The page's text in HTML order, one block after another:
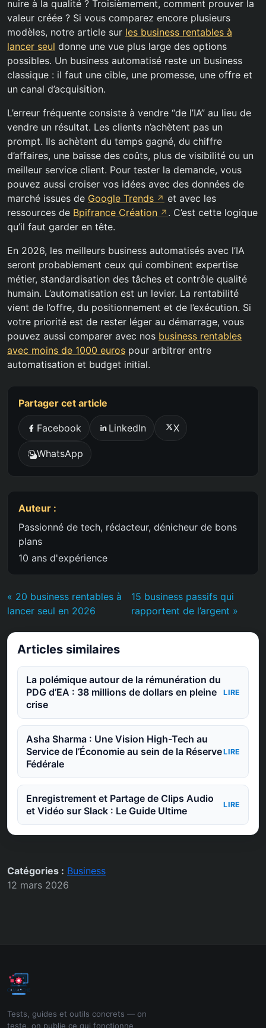
nuire à la qualité ? Troisièmement, comment prouver la
valeur créée ? Si vous comparez encore plusieurs
modèles, notre article sur les business rentables à
lancer seul donne une vue plus large des options
possibles. Un business automatisé reste un business
classique : il faut une cible, une promesse, une offre et
un canal d’acquisition.
L’erreur fréquente consiste à vendre “de l’IA” au lieu de
vendre un résultat. Les clients n’achètent pas un
prompt. Ils achètent du temps gagné, du chiffre
d’affaires, une baisse des coûts, plus de visibilité ou un
meilleur service client. Pour tester la demande, vous
pouvez aussi croiser vos idées avec des données de
marché issues de Google Trends
et avec les
ressources de Bpifrance Création
. C’est cette logique
qu’il faut garder en tête.
En 2026, les meilleurs business automatisés avec l’IA
seront probablement ceux qui combinent expertise
métier, standardisation des tâches et contrôle qualité
humain. L’automatisation est un levier. La rentabilité
vient de l’offre, du positionnement et de l’exécution. Si
votre priorité est de rester léger au démarrage, vous
pouvez aussi comparer avec nos business rentables
avec moins de 1000 euros pour arbitrer entre
automatisation et budget initial.
Partager cet article
Facebook LinkedIn X
WhatsApp
Auteur :
Passionné de tech, rédacteur, dénicheur de bons
plans
10 ans d'expérience
« 20 business rentables à
lancer seul en 2026
15 business passifs qui
rapportent de l’argent »
Articles similaires
La polémique autour de la rémunération du
PDG d’EA : 38 millions de dollars en pleine
crise
LIRE
Asha Sharma : Une Vision High-Tech au
Service de l’Économie au sein de la Réserve
Fédérale
LIRE
Enregistrement et Partage de Clips Audio
et Vidéo sur Slack : Le Guide Ultime
LIRE
Catégories : Business
12 mars 2026
Tests, guides et outils concrets — on
teste, on publie ce qui fonctionne